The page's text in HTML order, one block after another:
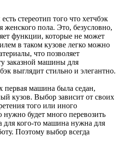
стереотип того что хетчбэк
женского пола. Это, безусловно,
функции, которые не может
в таком кузове легко можно
что позволяет
заказной машины для
выглядит стильно и элегантно.
машина была седан,
кузов. Выбор зависит от своих
того или иного
будет много перевозить
для кого-то машина нужна для
Поэтому выбор всегда